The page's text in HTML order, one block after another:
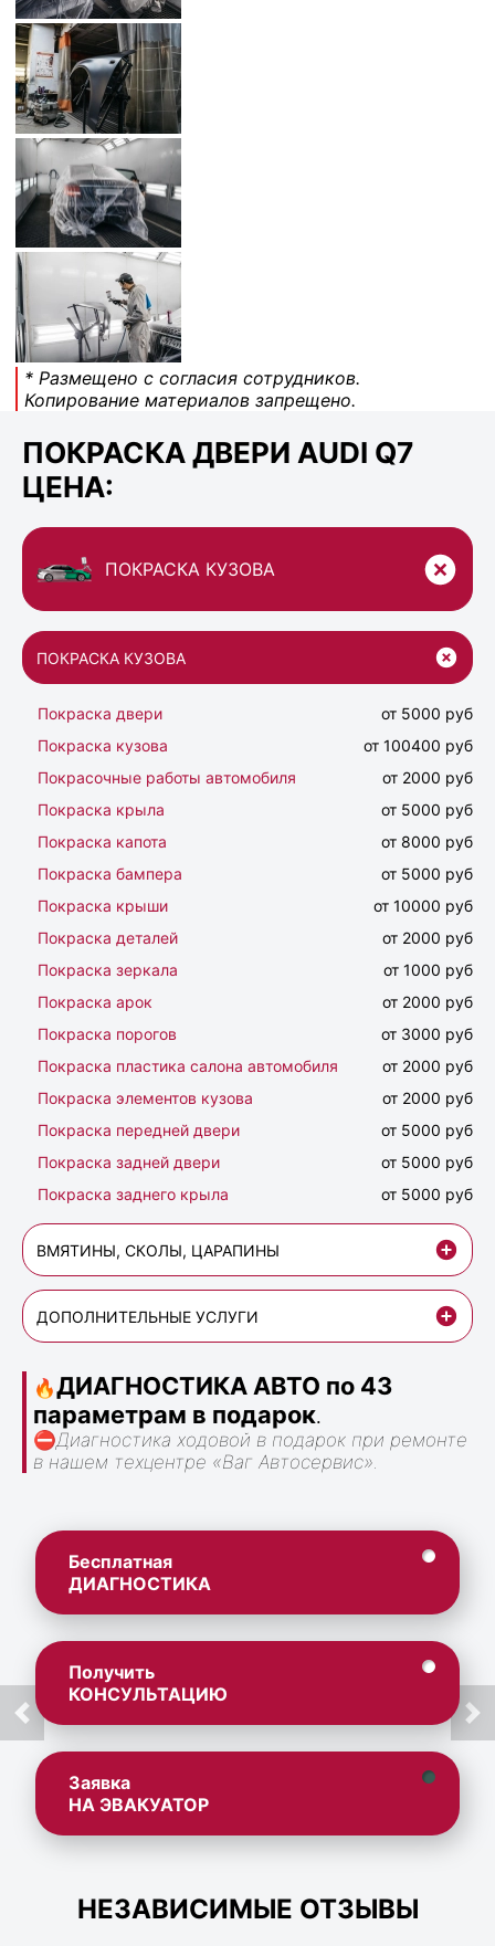
* Размещено с согласия сотрудников.
Копирование материалов запрещено.
ПОКРАСКА ДВЕРИ AUDI Q7
ЦЕНА:
ПОКРАСКА КУЗОВА
ПОКРАСКА КУЗОВА
Покраска двери
от 5000 руб
Покраска кузова
от 100400 руб
Покрасочные работы автомобиля
от 2000 руб
Покраска крыла
от 5000 руб
Покраска капота
от 8000 руб
Покраска бампера
от 5000 руб
Покраска крыши
от 10000 руб
Покраска деталей
от 2000 руб
Покраска зеркала
от 1000 руб
Покраска арок
от 2000 руб
Покраска порогов
от 3000 руб
Покраска пластика салона автомобиля
от 2000 руб
Покраска элементов кузова
от 2000 руб
Покраска передней двери
от 5000 руб
Покраска задней двери
от 5000 руб
Покраска заднего крыла
от 5000 руб
ВМЯТИНЫ, СКОЛЫ, ЦАРАПИНЫ
ДОПОЛНИТЕЛЬНЫЕ УСЛУГИ
🔥ДИАГНОСТИКА АВТО по 43
параметрам в подарок.
⛔Диагностика ходовой в подарок при ремонте
в нашем техцентре «Ваг Автосервис».
Бесплатная
ДИАГНОСТИКА
Получить
КОНСУЛЬТАЦИЮ
Заявка
НА ЭВАКУАТОР
НЕЗАВИСИМЫЕ ОТЗЫВЫ